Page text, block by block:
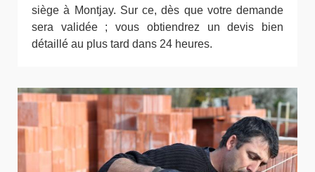
siège à Montjay. Sur ce, dès que votre demande
sera validée ; vous obtiendrez un devis bien
détaillé au plus tard dans 24 heures.